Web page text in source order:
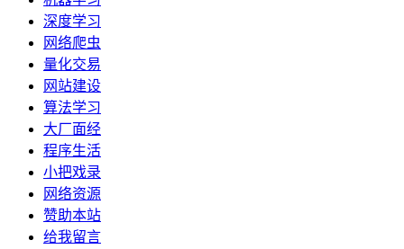
深度学习
网络爬虫
量化交易
网站建设
算法学习
大厂面经
程序生活
小把戏录
网络资源
赞助本站
给我留言